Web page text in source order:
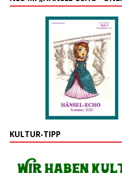
KULTUR-TIPP